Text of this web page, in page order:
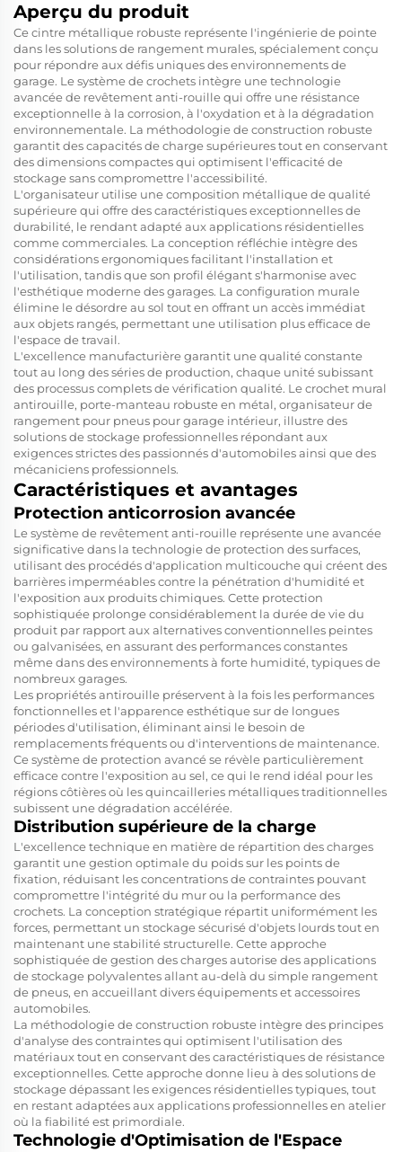
Aperçu du produit
Ce cintre métallique robuste représente l'ingénierie de pointe
dans les solutions de rangement murales, spécialement conçu
pour répondre aux défis uniques des environnements de
garage. Le système de crochets intègre une technologie
avancée de revêtement anti-rouille qui offre une résistance
exceptionnelle à la corrosion, à l'oxydation et à la dégradation
environnementale. La méthodologie de construction robuste
garantit des capacités de charge supérieures tout en conservant
des dimensions compactes qui optimisent l'efficacité de
stockage sans compromettre l'accessibilité.
L'organisateur utilise une composition métallique de qualité
supérieure qui offre des caractéristiques exceptionnelles de
durabilité, le rendant adapté aux applications résidentielles
comme commerciales. La conception réfléchie intègre des
considérations ergonomiques facilitant l'installation et
l'utilisation, tandis que son profil élégant s'harmonise avec
l'esthétique moderne des garages. La configuration murale
élimine le désordre au sol tout en offrant un accès immédiat
aux objets rangés, permettant une utilisation plus efficace de
l'espace de travail.
L'excellence manufacturière garantit une qualité constante
tout au long des séries de production, chaque unité subissant
des processus complets de vérification qualité. Le crochet mural
antirouille, porte-manteau robuste en métal, organisateur de
rangement pour pneus pour garage intérieur, illustre des
solutions de stockage professionnelles répondant aux
exigences strictes des passionnés d'automobiles ainsi que des
mécaniciens professionnels.
Caractéristiques et avantages
Protection anticorrosion avancée
Le système de revêtement anti-rouille représente une avancée
significative dans la technologie de protection des surfaces,
utilisant des procédés d'application multicouche qui créent des
barrières imperméables contre la pénétration d'humidité et
l'exposition aux produits chimiques. Cette protection
sophistiquée prolonge considérablement la durée de vie du
produit par rapport aux alternatives conventionnelles peintes
ou galvanisées, en assurant des performances constantes
même dans des environnements à forte humidité, typiques de
nombreux garages.
Les propriétés antirouille préservent à la fois les performances
fonctionnelles et l'apparence esthétique sur de longues
périodes d'utilisation, éliminant ainsi le besoin de
remplacements fréquents ou d'interventions de maintenance.
Ce système de protection avancé se révèle particulièrement
efficace contre l'exposition au sel, ce qui le rend idéal pour les
régions côtières où les quincailleries métalliques traditionnelles
subissent une dégradation accélérée.
Distribution supérieure de la charge
L'excellence technique en matière de répartition des charges
garantit une gestion optimale du poids sur les points de
fixation, réduisant les concentrations de contraintes pouvant
compromettre l'intégrité du mur ou la performance des
crochets. La conception stratégique répartit uniformément les
forces, permettant un stockage sécurisé d'objets lourds tout en
maintenant une stabilité structurelle. Cette approche
sophistiquée de gestion des charges autorise des applications
de stockage polyvalentes allant au-delà du simple rangement
de pneus, en accueillant divers équipements et accessoires
automobiles.
La méthodologie de construction robuste intègre des principes
d'analyse des contraintes qui optimisent l'utilisation des
matériaux tout en conservant des caractéristiques de résistance
exceptionnelles. Cette approche donne lieu à des solutions de
stockage dépassant les exigences résidentielles typiques, tout
en restant adaptées aux applications professionnelles en atelier
où la fiabilité est primordiale.
Technologie d'Optimisation de l'Espace